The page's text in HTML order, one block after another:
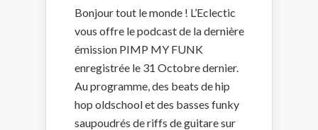
Bonjour tout le monde ! L’Eclectic
vous offre le podcast de la dernière
émission PIMP MY FUNK
enregistrée le 31 Octobre dernier.
Au programme, des beats de hip
hop oldschool et des basses funky
saupoudrés de riffs de guitare sur